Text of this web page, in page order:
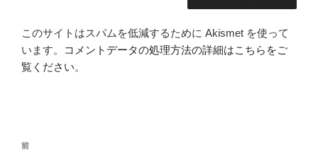
このサイトはスパムを低減するために Akismet を使って
います。
コメントデータの処理方法の詳細はこちらをご
覧ください。
投
前
前